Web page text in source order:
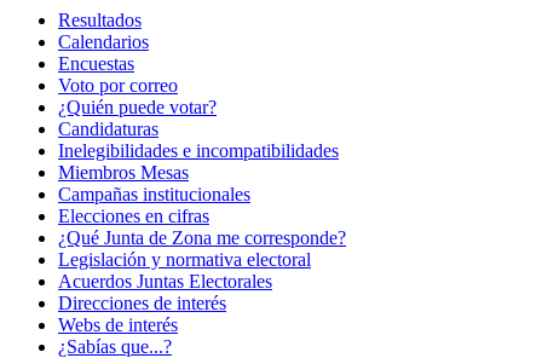
Resultados
Calendarios
Encuestas
Voto por correo
¿Quién puede votar?
Candidaturas
Inelegibilidades e incompatibilidades
Miembros Mesas
Campañas institucionales
Elecciones en cifras
¿Qué Junta de Zona me corresponde?
Legislación y normativa electoral
Acuerdos Juntas Electorales
Direcciones de interés
Webs de interés
¿Sabías que...?